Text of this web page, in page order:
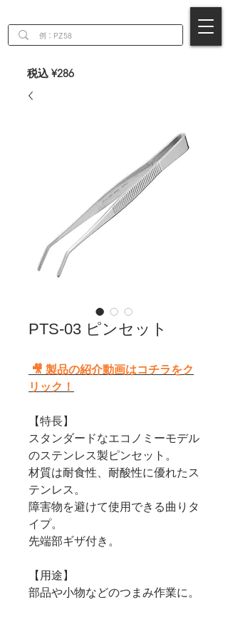
税込 ¥286
PTS-03 ピンセット
🎥 製品の紹介動画はコチラをク
リック！
【特長】
スタンダードなエコノミーモデル
のステンレス製ピンセット。
材質は耐食性、耐酸性に優れたス
テンレス。
障害物を避けて使用できる曲りタ
イプ。
先端部ギザ付き。
【用途】
部品や小物などのつまみ作業に。